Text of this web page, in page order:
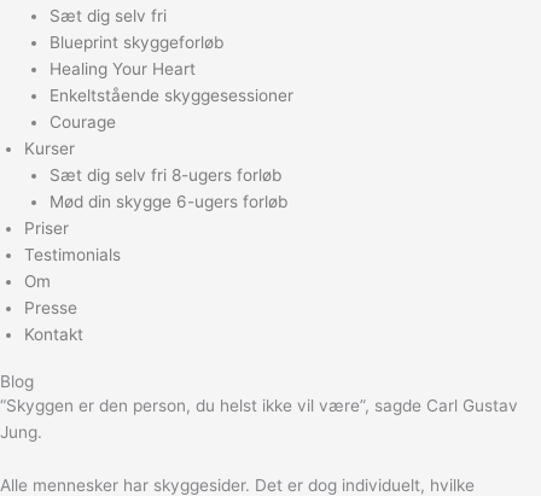
Sæt dig selv fri
Blueprint skyggeforløb
Healing Your Heart
Enkeltstående skyggesessioner
Courage
Kurser
Sæt dig selv fri 8-ugers forløb
Mød din skygge 6-ugers forløb
Priser
Testimonials
Om
Presse
Kontakt
Blog
“Skyggen er den person, du helst ikke vil være”, sagde Carl Gustav
Jung.
Alle mennesker har skyggesider. Det er dog individuelt, hvilke